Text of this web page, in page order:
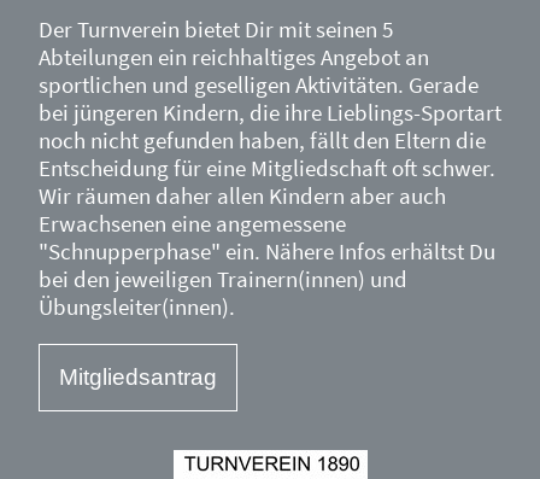
Der Turnverein bietet Dir mit seinen 5
Abteilungen ein reichhaltiges Angebot an
sportlichen und geselligen Aktivitäten. Gerade
bei jüngeren Kindern, die ihre Lieblings-Sportart
noch nicht gefunden haben, fällt den Eltern die
Entscheidung für eine Mitgliedschaft oft schwer.
Wir räumen daher allen Kindern aber auch
Erwachsenen eine angemessene
"Schnupperphase" ein. Nähere Infos erhältst Du
bei den jeweiligen Trainern(innen) und
Übungsleiter(innen).
Mitgliedsantrag